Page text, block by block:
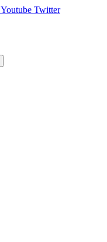
Youtube Twitter